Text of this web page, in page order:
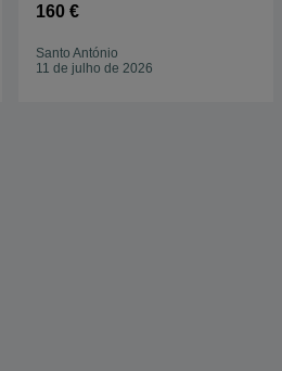
160 €
Santo António
11 de julho de 2026